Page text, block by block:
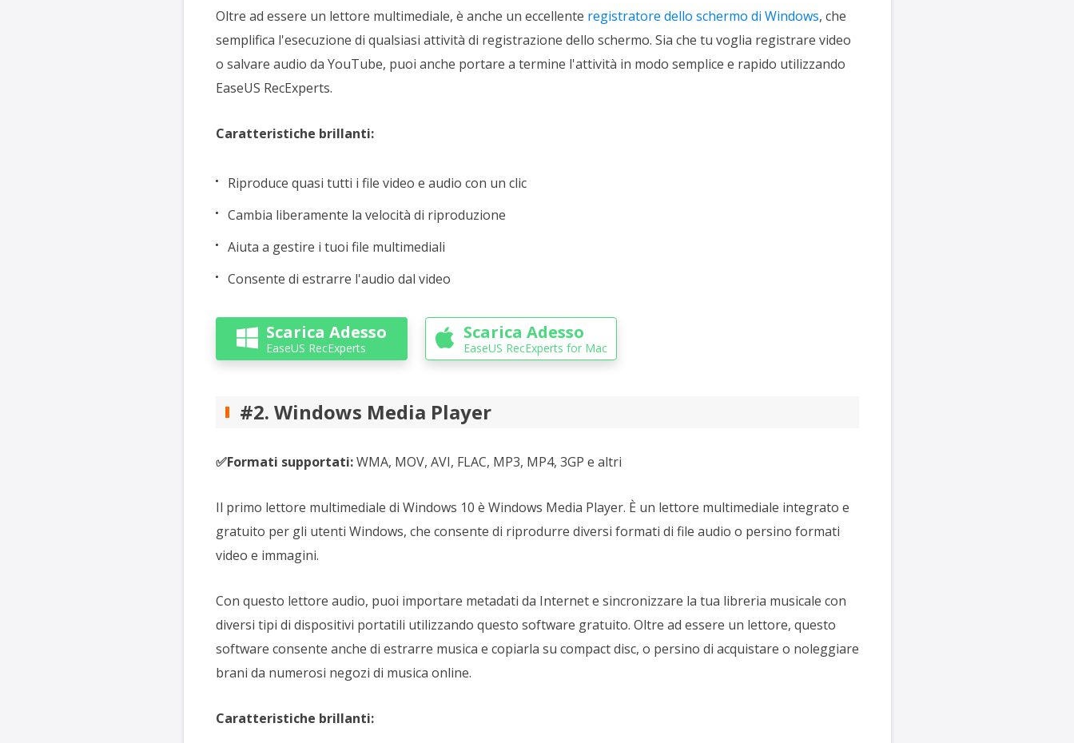
Oltre ad essere un lettore multimediale, è anche un eccellente registratore dello schermo di Windows, che
semplifica l'esecuzione di qualsiasi attività di registrazione dello schermo. Sia che tu voglia registrare video
o salvare audio da YouTube, puoi anche portare a termine l'attività in modo semplice e rapido utilizzando
EaseUS RecExperts.
Caratteristiche brillanti:
Riproduce quasi tutti i file video e audio con un clic
Cambia liberamente la velocità di riproduzione
Aiuta a gestire i tuoi file multimediali
Consente di estrarre l'audio dal video
 Scarica Adesso
EaseUS RecExperts  Scarica Adesso
EaseUS RecExperts for Mac
#2. Windows Media Player
✅Formati supportati:WMA, MOV, AVI, FLAC, MP3, MP4, 3GP e altri
Il primo lettore multimediale di Windows 10 è Windows Media Player. È un lettore multimediale integrato e
gratuito per gli utenti Windows, che consente di riprodurre diversi formati di file audio o persino formati
video e immagini.
Con questo lettore audio, puoi importare metadati da Internet e sincronizzare la tua libreria musicale con
diversi tipi di dispositivi portatili utilizzando questo software gratuito. Oltre ad essere un lettore, questo
software consente anche di estrarre musica e copiarla su compact disc, o persino di acquistare o noleggiare
brani da numerosi negozi di musica online.
Caratteristiche brillanti: